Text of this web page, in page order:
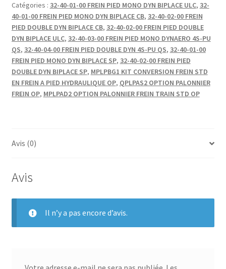
DE
PARC
Catégories : 32-40-01-00 FREIN PIED MONO DYN BIPLACE ULC, 32-
40-01-00 FREIN PIED MONO DYN BIPLACE CB, 32-40-02-00 FREIN
PIED DOUBLE DYN BIPLACE CB, 32-40-02-00 FREIN PIED DOUBLE
DYN BIPLACE ULC, 32-40-03-00 FREIN PIED MONO DYNAERO 4S-PU
QS, 32-40-04-00 FREIN PIED DOUBLE DYN 4S-PU QS, 32-40-01-00
FREIN PIED MONO DYN BIPLACE SP, 32-40-02-00 FREIN PIED
DOUBLE DYN BIPLACE SP, MPLPBG1 KIT CONVERSION FREIN STD
EN FREIN A PIED HYDRAULIQUE OP, QPLPAS2 OPTION PALONNIER
FREIN OP, MPLPAD2 OPTION PALONNIER FREIN TRAIN STD OP
Avis (0)
Avis
Il n’y a pas encore d’avis.